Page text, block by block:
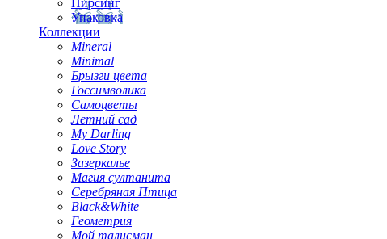
Пирсинг
Упаковка
Коллекции
Mineral
Minimal
Брызги цвета
Госсимволика
Самоцветы
Летний сад
My Darling
Love Story
Зазеркалье
Магия султанита
Серебряная Птица
Black&White
Геометрия
Мой талисман